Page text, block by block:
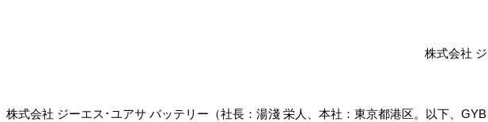
株式会社
株式会社 ジーエス･ユアサ バッテリー（社長：湯淺 栄人、本社：東京都港区。以下、